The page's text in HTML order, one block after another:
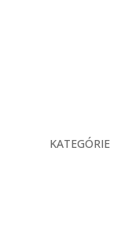
KATEGÓRIE